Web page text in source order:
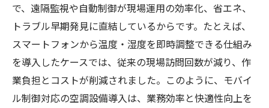
で、遠隔監視や自動制御が現場運用の効率化、省エネ、
トラブル早期発見に直結しているからです。たとえば、
スマートフォンから温度・湿度を即時調整できる仕組み
を導入したケースでは、従来の現場訪問回数が減り、作
業負担とコストが削減されました。このように、モバイ
ル制御対応の空調設備導入は、業務効率と快適性向上を